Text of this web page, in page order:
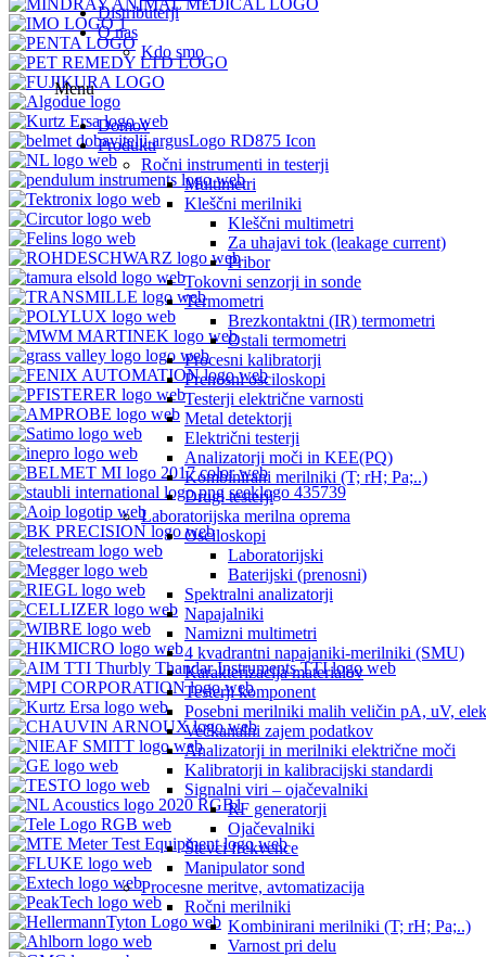
Distributerji
O nas
Kdo smo
Menu
Domov
Produkti
Ročni instrumenti in testerji
Multimetri
Kleščni merilniki
Kleščni multimetri
Za uhajavi tok (leakage current)
Pribor
Tokovni senzorji in sonde
Termometri
Brezkontaktni (IR) termometri
Ostali termometri
Procesni kalibratorji
Prenosni osciloskopi
Testerji električne varnosti
Metal detektorji
Električni testerji
Analizatorji moči in KEE(PQ)
Kombinirani merilniki (T; rH; Pa;..)
Drugi testerji
Laboratorijska merilna oprema
Osciloskopi
Laboratorijski
Baterijski (prenosni)
Spektralni analizatorji
Napajalniki
Namizni multimetri
4 kvadrantni napajaniki-merilniki (SMU)
Karakterizacija materialov
Testerji komponent
Posebni merilniki malih veličin pA, uV,
Večkanalni zajem podatkov
Analizatorji in merilniki električne moči
Kalibratorji in kalibracijski standardi
Signalni viri – ojačevalniki
RF generatorji
Ojačevalniki
Števci frekvence
Manipulator sond
Procesne meritve, avtomatizacija
Ročni merilniki
Kombinirani merilniki (T; rH; Pa;..)
Varnost pri delu